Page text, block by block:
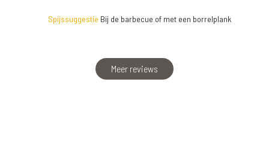
Spijssuggestie Bij de barbecue of met een borrelplank
Meer reviews